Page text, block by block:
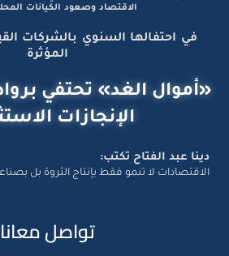
الاقتصاد وصعود الكيانات
في احتفالها السنوي بالشركات
المؤثرة
«أموال الغد» تحتفي
الإنجازات
دينا عبد الفتاح تكتب:
الاقتصادات لا تنمو فقط بإنتاج الثروة بل
تواصل معانا